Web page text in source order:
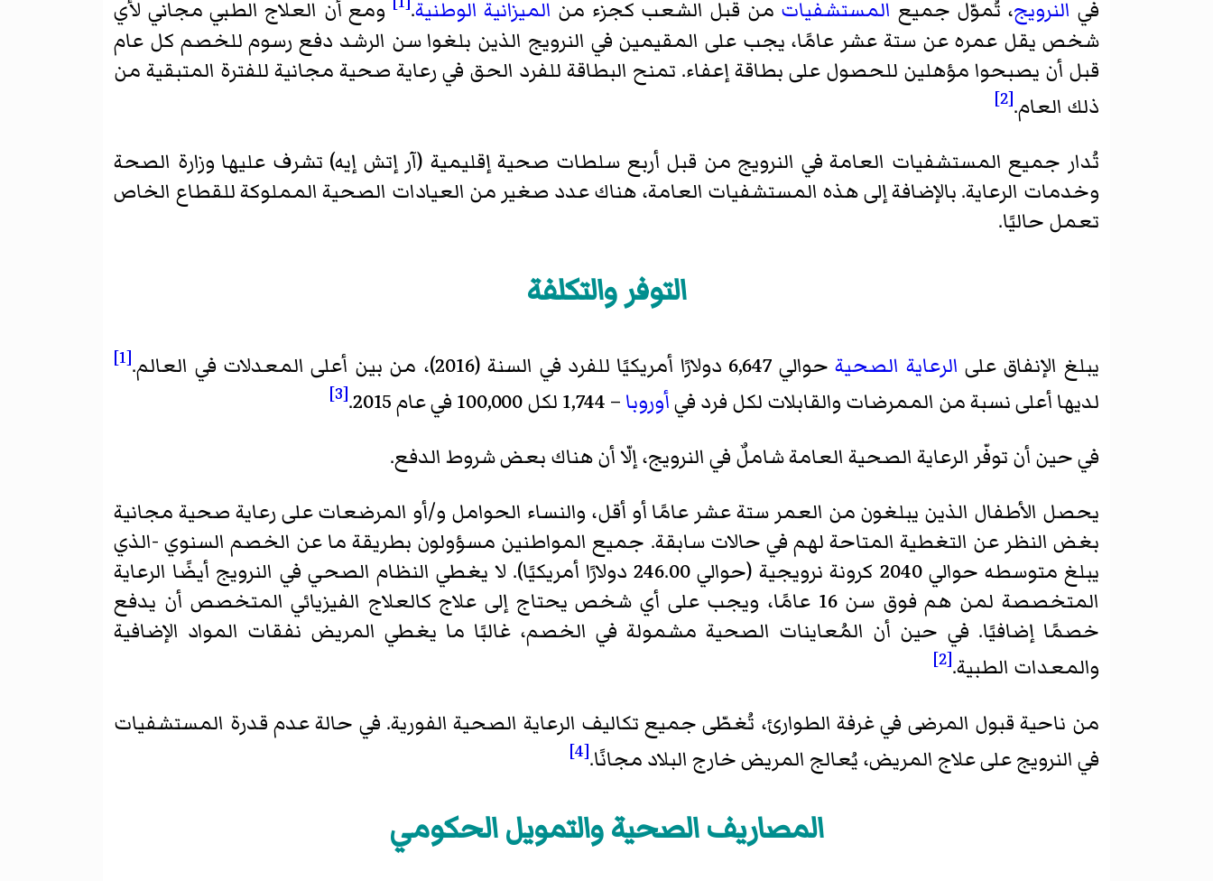
في النرويج، تُموّل جميع المستشفيات من قبل الشعب كجزء من الميزانية الوطنية.
ومع أن العلاج الطبي مجاني لأي
شخص يقل عمره عن ستة عشر عامًا، يجب على المقيمين في النرويج الذين بلغوا سن الرشد دفع رسوم للخصم كل عام
قبل أن يصبحوا مؤهلين للحصول على بطاقة إعفاء. تمنح البطاقة للفرد الحق في رعاية صحية مجانية للفترة المتبقية من
ذلك العام.[2]
تُدار جميع المستشفيات العامة في النرويج من قبل أربع سلطات صحية إقليمية (آر إتش إيه) تشرف عليها وزارة الصحة
وخدمات الرعاية. بالإضافة إلى هذه المستشفيات العامة، هناك عدد صغير من العيادات الصحية المملوكة للقطاع الخاص
تعمل حاليًا.
التوفر والتكلفة
يبلغ الإنفاق على الرعاية الصحيةحوالي 6,647 دولارًا أمريكيًا للفرد في السنة (2016)، من بين أعلى المعدلات في العالم. [1]
لديها أعلى نسبة من الممرضات والقابلات لكل فرد فيأوروبا – 1,744 لكل 100,000 في عام 2015. [3]
في حين أن توفّر الرعاية الصحية العامة شاملٌ في النرويج، إلّا أن هناك بعض شروط الدفع.
يحصل الأطفال الذين يبلغون من العمر ستة عشر عامًا أو أقل، والنساء الحوامل و/أو المرضعات على رعاية صحية مجانية
بغض النظر عن التغطية المتاحة لهم في حالات سابقة. جميع المواطنين مسؤولون بطريقة ما عن الخصم السنوي -الذي
يبلغ متوسطه حوالي 2040 كرونة نرويجية (حوالي 246.00 دولارًا أمريكيًا). لا يغطي النظام الصحي في النرويج أيضًا الرعاية
المتخصصة لمن هم فوق سن 16 عامًا، ويجب على أي شخص يحتاج إلى علاج كالعلاج الفيزيائي المتخصص أن يدفع
خصمًا إضافيًا. في حين أن المُعاينات الصحية مشمولة في الخصم، غالبًا ما يغطي المريض نفقات المواد الإضافية
والمعدات الطبية.[2]
من ناحية قبول المرضى في غرفة الطوارئ، تُغطّى جميع تكاليف الرعاية الصحية الفورية. في حالة عدم قدرة المستشفيات
في النرويج على علاج المريض، يُعالج المريض خارج البلاد مجانًا.[4]
المصاريف الصحية والتمويل الحكومي